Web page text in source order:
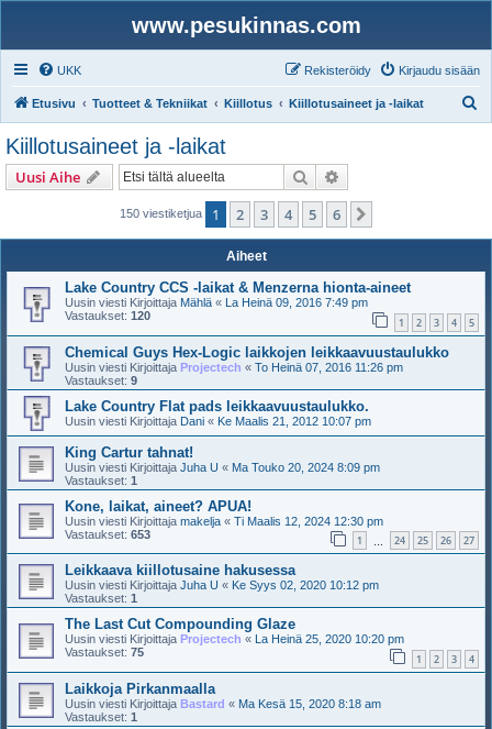
www.pesukinnas.com
UKK Kirjaudu sisään
Rekisteröidy
Etusivu Tuotteet & Tekniikat Kiillotus Kiillotusaineet ja -laikat
Kiillotusaineet ja -laikat
Uusi Aihe Etsi
150 viestiketjua 1 2 3 4 5 6
Aiheet
Lake Country CCS -laikat & Menzerna hionta-aineet
Uusin viesti Kirjoittaja Mählä « La Heinä 09, 2016 7:49 pm
Vastaukset: 120 1 2 3 4 5
Chemical Guys Hex-Logic laikkojen leikkaavuustaulukko
Uusin viesti Kirjoittaja Projectech « To Heinä 07, 2016 11:26 pm
Vastaukset: 9
Lake Country Flat pads leikkaavuustaulukko.
Uusin viesti Kirjoittaja Dani « Ke Maalis 21, 2012 10:07 pm
King Cartur tahnat!
Uusin viesti Kirjoittaja Juha U « Ma Touko 20, 2024 8:09 pm
Vastaukset: 1
Kone, laikat, aineet? APUA!
Uusin viesti Kirjoittaja makelja « Ti Maalis 12, 2024 12:30 pm
Vastaukset: 653 1 24 25 26 27
Leikkaava kiillotusaine hakusessa
Uusin viesti Kirjoittaja Juha U « Ke Syys 02, 2020 10:12 pm
Vastaukset: 1
The Last Cut Compounding Glaze
Uusin viesti Kirjoittaja Projectech «
La Heinä 25, 2020 10:20 pm
Vastaukset: 75 1 2 3 4
Laikkoja Pirkanmaalla
Uusin viesti Kirjoittaja Bastard « Ma Kesä 15, 2020 8:18 am
Vastaukset: 1